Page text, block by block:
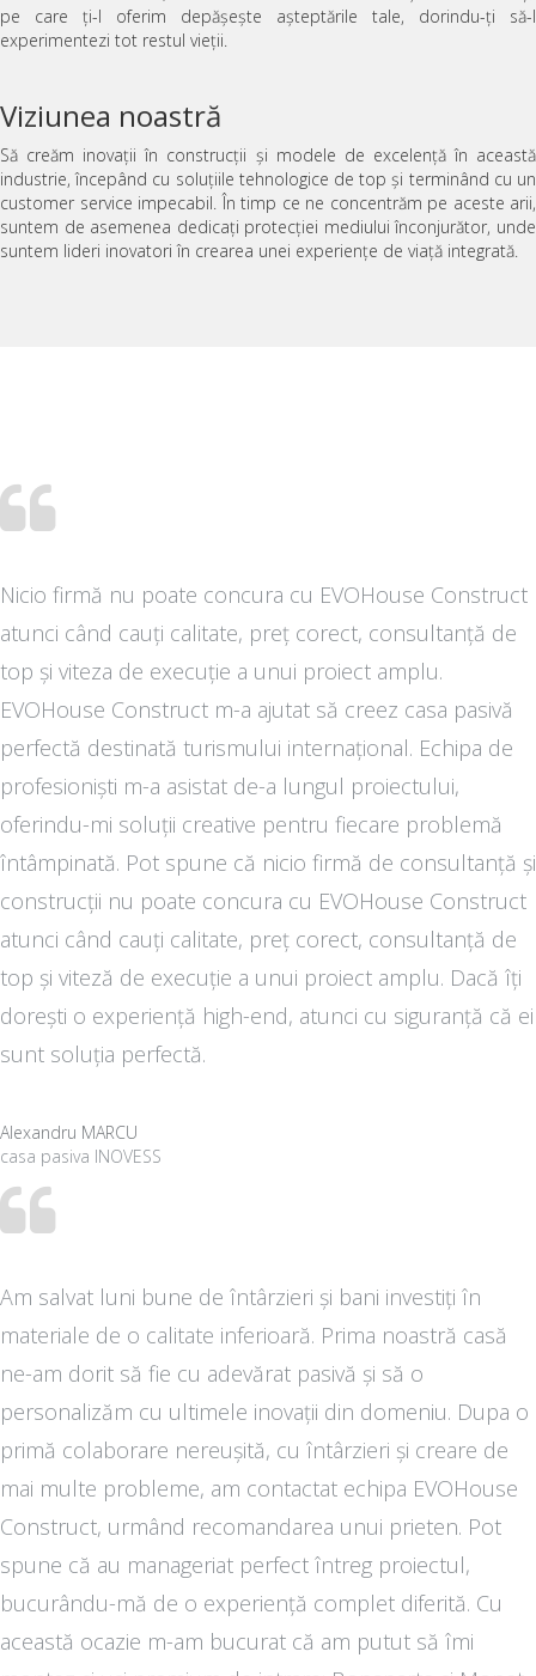
pe care ți-l oferim depășește așteptările tale, dorindu-ți să-l
experimentezi tot restul vieții.
Viziunea noastră
Să creăm inovații în construcții și modele de excelență în această
industrie, începând cu soluțiile tehnologice de top și terminând cu un
customer service impecabil. În timp ce ne concentrăm pe aceste arii,
suntem de asemenea dedicați protecției mediului înconjurător, unde
suntem lideri inovatori în crearea unei experiențe de viață integrată.
Nicio firmă nu poate concura cu EVOHouse Construct
atunci când cauți calitate, preț corect, consultanță de
top și viteza de execuție a unui proiect amplu.
EVOHouse Construct m-a ajutat să creez casa pasivă
perfectă destinată turismului internațional. Echipa de
profesioniști m-a asistat de-a lungul proiectului,
oferindu-mi soluții creative pentru fiecare problemă
întâmpinată. Pot spune că nicio firmă de consultanță și
construcții nu poate concura cu EVOHouse Construct
atunci când cauți calitate, preț corect, consultanță de
top și viteză de execuție a unui proiect amplu. Dacă îți
dorești o experiență high-end, atunci cu siguranță că ei
sunt soluția perfectă.
Alexandru MARCU
casa pasiva INOVESS
Am salvat luni bune de întârzieri și bani investiți în
materiale de o calitate inferioară. Prima noastră casă
ne-am dorit să fie cu adevărat pasivă și să o
personalizăm cu ultimele inovații din domeniu. Dupa o
primă colaborare nereușită, cu întârzieri și creare de
mai multe probleme, am contactat echipa EVOHouse
Construct, urmând recomandarea unui prieten. Pot
spune că au manageriat perfect întreg proiectul,
bucurându-mă de o experiență complet diferită. Cu
această ocazie m-am bucurat că am putut să îmi